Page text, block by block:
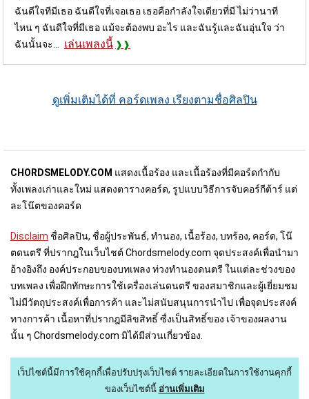
ฉันดีใจทีมีเธอ ฉันดีใจที่เจอเธอ เธอคือกำลังใจเดียวที่มี ไม่ว่านาที
ไหน ๆ ฉันดีใจที่มีเธอ แม้จะต้องพบ อะไร และฉันรู้และฉันอุ่นใจ ว่า
ฉันนั้นจะ... เล่นเพลงนี้
ดูเพิ่มเติมได้ที่ คอร์ดเพลง เรียงตามชื่อศิลปิน
CHORDSMELODY.COM แสดงเนื้อร้อง และเนื้อร้องที่มีคอร์ดกำกับ
ทั้งเพลงเก่าและใหม่ แสดงตารางคอร์ด, รูปแบบวิธีการจับคอร์กีต้าร์ แต่
ละโน๊ตของคอร์ด
Disclaim ชื่อศิลปิน, ชื่อผู้ประพันธ์, ทำนอง, เนื้อร้อง, บทร้อง, คอร์ด, โน๊
ตดนตรี ที่ปรากฎในเว็บไชต์ Chordsmelody.com จุดประสงค์เพื่อนำมา
อ้างอิงถึง องค์ประกอบของบทเพลง ท่วงทำนองดนตรี ในแต่ละช่วงของ
บทเพลง เพื่อฝึกทักษะการใช้เครื่องเล่นดนตรี ของสมาชิกและผู้เยี่ยมชม
ไม่มีวัตถุประสงค์เพื่อการค้า และไม่สนับสนุนการนำไป เพื่อจุดประสงค์
ทางการค้า เนื้อหาที่ปรากฎมีลิขสิทธิ์ ซื่งเป็นสิทธิ์ของ เจ้าของผลงาน
นั้น ๆ Chordsmelody.com มิได้มีส่วนเกี่ยวข้อง.
เว็ปไซต์นี้มีการใช้คุกกี้เพื่อปรับปรุงเว็บไซต์ รายละเอียดในการใช้งานคุกกี้
ของเว็บไซต์นี้ อ่านเพิ่มเติม